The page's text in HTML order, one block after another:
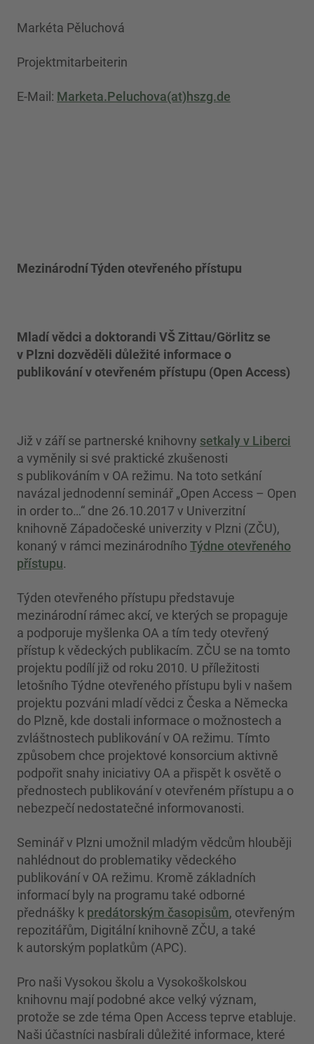
Markéta Pěluchová
Projektmitarbeiterin
E-Mail: Marketa.Peluchova(at)hszg.de
Mezinárodní Týden otevřeného přístupu
Mladí vědci a doktorandi VŠ Zittau/Görlitz se
v Plzni dozvěděli důležité informace o
publikování v otevřeném přístupu (Open Access)
Již v září se partnerské knihovny setkaly v Liberci
a vyměnily si své praktické zkušenosti
s publikováním v OA režimu. Na toto setkání
navázal jednodenní seminář „Open Access – Open
in order to…“ dne 26.10.2017 v Univerzitní
knihovně Západočeské univerzity v Plzni (ZČU),
konaný v rámci mezinárodníhoTýdne otevřeného
přístupu.
Týden otevřeného přístupu představuje
mezinárodní rámec akcí, ve kterých se propaguje
a podporuje myšlenka OA a tím tedy otevřený
přístup k vědeckých publikacím. ZČU se na tomto
projektu podílí již od roku 2010. U příležitosti
letošního Týdne otevřeného přístupu byli v našem
projektu pozváni mladí vědci z Česka a Německa
do Plzně, kde dostali informace o možnostech a
zvláštnostech publikování v OA režimu. Tímto
způsobem chce projektové konsorcium aktivně
podpořit snahy iniciativy OA a přispět k osvětě o
přednostech publikování v otevřeném přístupu a o
nebezpečí nedostatečné informovanosti.
Seminář v Plzni umožnil mladým vědcům hlouběji
nahlédnout do problematiky vědeckého
publikování v OA režimu. Kromě základních
informací byly na programu také odborné
přednášky k predátorským časopisům, otevřeným
repozitářům, Digitální knihovně ZČU, a také
k autorským poplatkům (APC).
Pro naši Vysokou školu a Vysokoškolskou
knihovnu mají podobné akce velký význam,
protože se zde téma Open Access teprve etabluje.
Naši účastníci nasbírali důležité informace, které